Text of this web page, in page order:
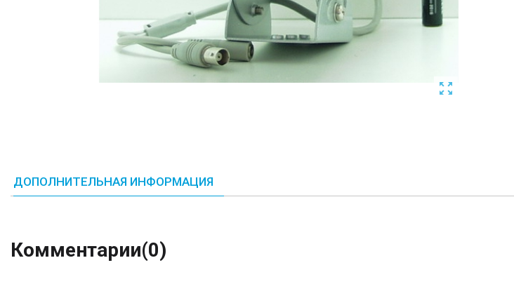

ДОПОЛНИТЕЛЬНАЯ ИНФОРМАЦИЯ
Комментарии(0)